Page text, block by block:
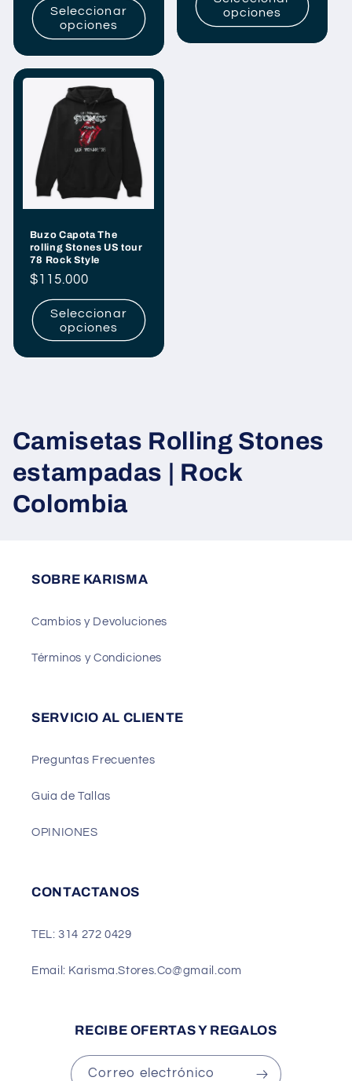
Seleccionar
opciones
opciones
Buzo Capota The
rolling Stones US tour
78 Rock Style
Precio
habitual
$115.000
Seleccionar
opciones
C
o
l
Camisetas Rolling Stones
estampadas | Rock
Colombia
SOBRE KARISMA
Cambios y Devoluciones
Términos y Condiciones
SERVICIO AL CLIENTE
Preguntas Frecuentes
Guia de Tallas
OPINIONES
CONTACTANOS
TEL: 314 272 0429
Email: Karisma.Stores.Co@gmail.com
RECIBE OFERTAS Y REGALOS
Correo electrónico